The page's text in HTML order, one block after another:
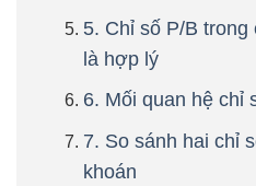
5. Chỉ số P/B
là hợp lý
6. Mối quan hệ chỉ
7. So sánh hai chỉ
khoán